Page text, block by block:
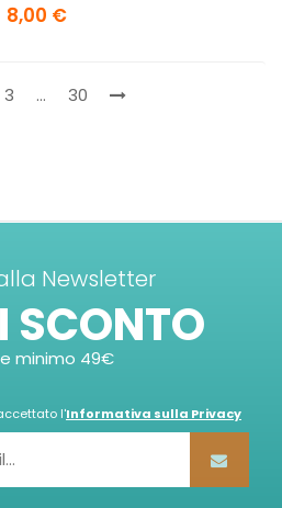
8,00 €
3 … 30
Newsletter
minimo 49€
l'Informativa sulla Privacy